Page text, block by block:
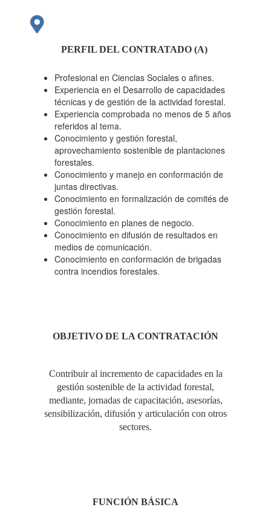
PERFIL DEL CONTRATADO (A)
Profesional en Ciencias Sociales o afines.
Experiencia en el Desarrollo de capacidades
técnicas y de gestión de la actividad forestal.
Experiencia comprobada no menos de 5 años
referidos al tema.
Conocimiento y gestión forestal,
aprovechamiento sostenible de plantaciones
forestales.
Conocimiento y manejo en conformación de
juntas directivas.
Conocimiento en formalización de comités de
gestión forestal.
Conocimiento en planes de negocio.
Conocimiento en difusión de resultados en
medios de comunicación.
Conocimiento en conformación de brigadas
contra incendios forestales.
OBJETIVO DE LA CONTRATACIÓN
Contribuir al incremento de capacidades en la
gestión sostenible de la actividad forestal,
mediante, jornadas de capacitación, asesorías,
sensibilización, difusión y articulación con otros
sectores.
FUNCIÓN BÁSICA